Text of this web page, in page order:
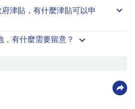
府津貼 ，有什麼津貼可以申
，有什麼需要留意？